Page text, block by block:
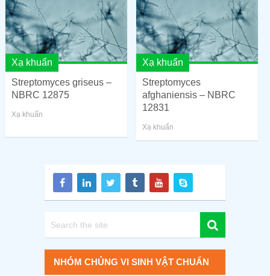
Xạ khuẩn
Streptomyces griseus –
NBRC 12875
Xạ khuẩn
Xạ khuẩn
Streptomyces
afghaniensis – NBRC
12831
Xạ khuẩn
NHÓM CHỦNG VI SINH VẬT CHUẨN